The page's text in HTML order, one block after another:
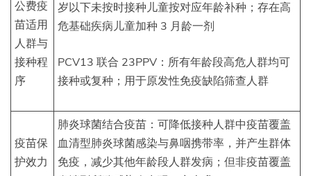
公费疫
苗适用
人群与
接种程
序
岁以下未按时接种儿童按对应年龄补种；存在高
危基础疾病儿童加种 3 月龄一剂
PCV13 联合 23PPV：所有年龄段高危人群均可
接种或复种；用于原发性免疫缺陷筛查人群
疫苗保
护效力
肺炎球菌结合疫苗：可降低接种人群中疫苗覆盖
血清型肺炎球菌感染与鼻咽携带率，并产生群体
免疫，减少其他年龄段人群发病；但非疫苗覆盖